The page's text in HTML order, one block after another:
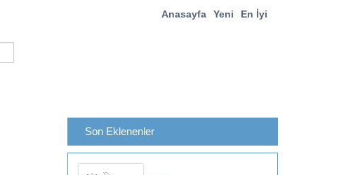
Anasayfa Yeni En İyi
Son Eklenenler